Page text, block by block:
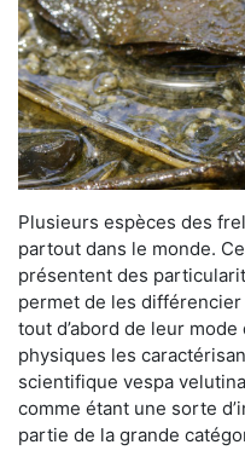
Plusieurs espèces des
partout dans le monde.
présentent des
permet de les
tout d’abord de leur
physiques les
scientifique vespa
comme étant une sorte
partie de la grande